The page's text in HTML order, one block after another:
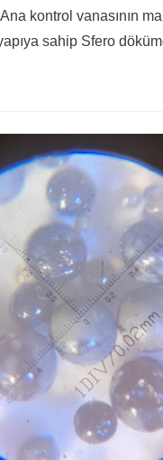
kontrol vanasının
sahip Sfero